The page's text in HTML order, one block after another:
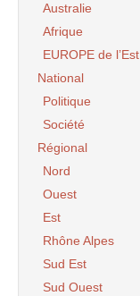
Australie
Afrique
EUROPE de l’Est
National
Politique
Société
Régional
Nord
Ouest
Est
Rhône Alpes
Sud Est
Sud Ouest